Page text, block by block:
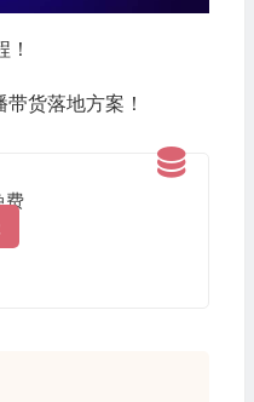
货落地方案！
费